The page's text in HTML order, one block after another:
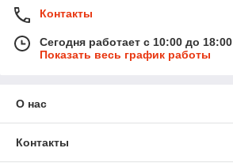
Контакты
Сегодня работает с 10:00 до 18:00
Показать весь график работы
О нас
Контакты